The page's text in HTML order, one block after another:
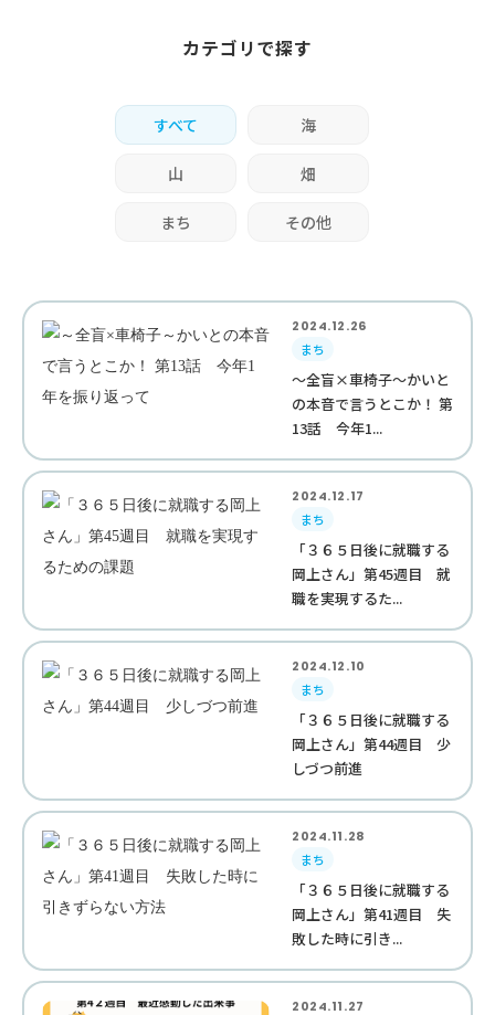
カテゴリで探す
すべて 海
山 畑
まち その他
2024.12.26
まち
～全盲×車椅子～かいと
の本音で言うとこか！ 第
13話 今年1...
2024.12.17
まち
「３６５日後に就職する
岡上さん」第45週目 就
職を実現するた...
2024.12.10
まち
「３６５日後に就職する
岡上さん」第44週目 少
しづつ前進
2024.11.28
まち
「３６５日後に就職する
岡上さん」第41週目 失
敗した時に引き...
2024.11.27